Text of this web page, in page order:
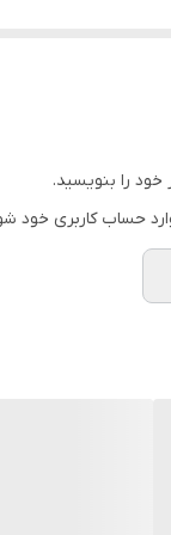
را بنویسید.
حساب کاربری خود